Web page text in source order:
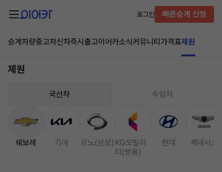
로그인 빠른승계 신청
승계차량중고차신차즉시출고이어카소식커뮤니티 가격표제원
제원
국산차 수입차
쉐보레 기아 르노(삼성) KG모빌리
티(쌍용)
현대 제네시스